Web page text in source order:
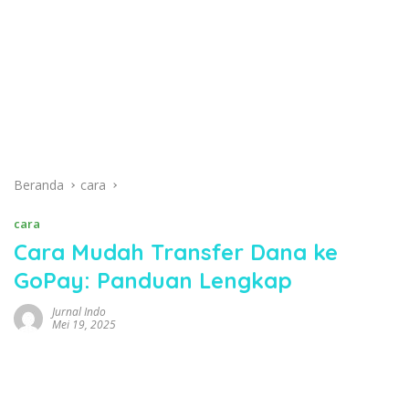
Beranda cara
cara
Cara Mudah Transfer Dana ke
GoPay: Panduan Lengkap
Jurnal Indo
Mei 19, 2025